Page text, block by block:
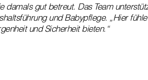
damals gut betreut. Das Team
und Babypflege. „Hier
und Sicherheit bieten.“